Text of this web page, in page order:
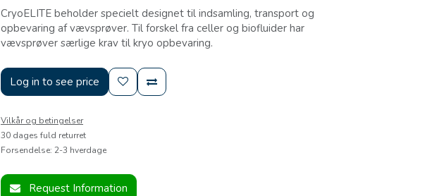
CryoELITE beholder specielt designet til indsamling, transport og
opbevaring af vævsprøver. Til forskel fra celler og biofluider har
vævsprøver særlige krav til kryo opbevaring.
Log in to see price
Vilkår og betingelser
30 dages fuld returret
Forsendelse: 2-3 hverdage
Request Information